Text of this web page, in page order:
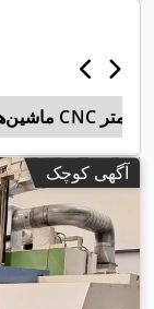
آگهی کوچک